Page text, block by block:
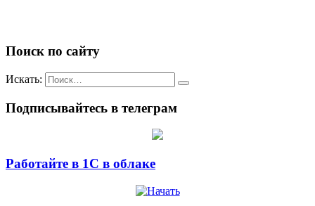
Поиск по сайту
Искать:
Подписывайтесь в телеграм
Работайте в 1С в облаке